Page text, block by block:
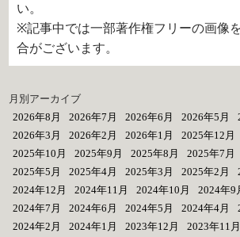
い。
※記事中では一部著作権フリーの画像
合がございます。
月別アーカイブ
2026年8月
2026年7月 2026年6月 2026年5月
2026年3月
2026年2月 2026年1月 2025年12月
2025年10月
2025年9月 2025年8月 2025年7月
2025年5月
2025年4月 2025年3月 2025年2月
2024年12月
2024年11月 2024年10月 2024年9
2024年7月
2024年6月 2024年5月 2024年4月
2024年2月
2024年1月 2023年12月 2023年11月